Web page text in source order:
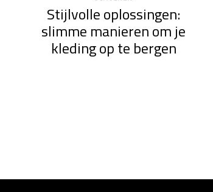
Stijlvolle oplossingen:
slimme manieren om je
kleding op te bergen